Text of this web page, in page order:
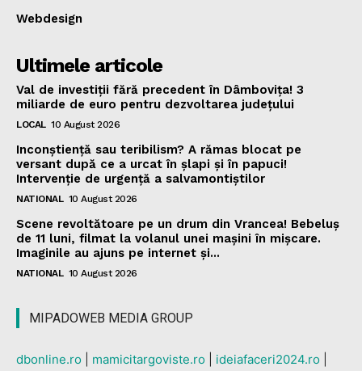
Webdesign
Ultimele articole
Val de investiții fără precedent în Dâmbovița! 3
miliarde de euro pentru dezvoltarea județului
LOCAL 10 August 2026
Inconștiență sau teribilism? A rămas blocat pe
versant după ce a urcat în șlapi și în papuci!
Intervenție de urgență a salvamontiștilor
NATIONAL 10 August 2026
Scene revoltătoare pe un drum din Vrancea! Bebeluș
de 11 luni, filmat la volanul unei mașini în mișcare.
Imaginile au ajuns pe internet și...
NATIONAL 10 August 2026
MIPADOWEB MEDIA GROUP
dbonline.ro mamicitargoviste.ro ideiafaceri2024.ro